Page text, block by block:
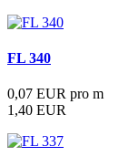
FL 340
0,07 EUR pro m
1,40 EUR